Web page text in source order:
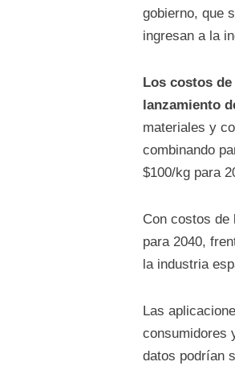
gobierno, que
ingresan a la
Los costos
lanzamiento
materiales y
combinando
$100/kg para
Con costos de
para 2040,
la industria
Las
consumidores
datos podrían